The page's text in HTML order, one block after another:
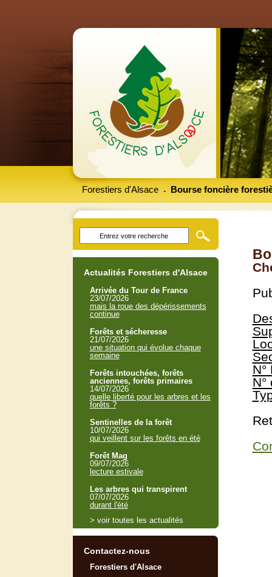
Forestiers d'Alsace Bourse foncière
-
N°
N°
Actualités Forestiers d'Alsace
Arrivée du Tour de France
23/07/2026
mais la roue des dépérissements
continue
Forêts et sécheresse
21/07/2026
une situation qui évolue chaque
semaine
Forêts intouchées, forêts
anciennes, forêts primaires
14/07/2026
quelle liberté pour les arbres et les
forêts ?
Sentinelles de la forêt
10/07/2026
qui veillent sur les forêts en été
Forêt Mag
09/07/2026
lecture estivale
Les arbres qui transpirent
07/07/2026
durant l'été
> voir toutes les actualités
Contactez-nous
Forestiers d'Alsace